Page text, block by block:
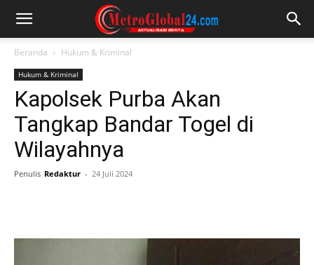
Beranda Hukum & Kriminal
Hukum & Kriminal
Kapolsek Purba Akan
Tangkap Bandar Togel di
Wilayahnya
Penulis Redaktur - 24 Juli 2024